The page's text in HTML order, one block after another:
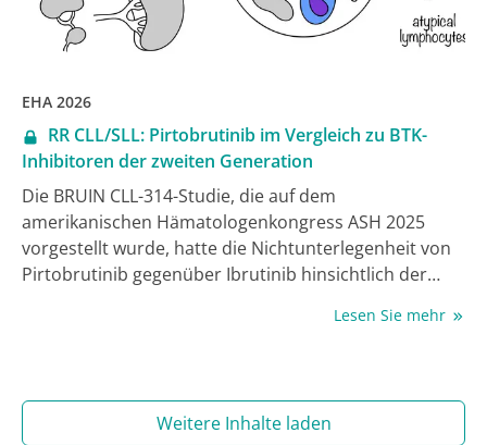
EHA 2026
RR CLL/SLL: Pirtobrutinib im Vergleich zu BTK-
Inhibitoren der zweiten Generation
Die BRUIN CLL-314-Studie, die auf dem
amerikanischen Hämatologenkongress ASH 2025
vorgestellt wurde, hatte die Nichtunterlegenheit von
Pirtobrutinib gegenüber Ibrutinib hinsichtlich der
rezidivierter oder refraktärer (RR) chronischer
EHA-Kongresses wurde nun eine Studie vorgestellt,
die den Vergleich der Wirksamkeit und der Sicherheit
Lesen Sie mehr
Weitere Inhalte laden